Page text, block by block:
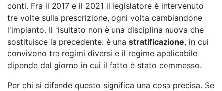
conti. Fra il 2017 e il 2021 il legislatore è intervenuto
tre volte sulla prescrizione, ogni volta cambiandone
l'impianto. Il risultato non è una disciplina nuova che
sostituisce la precedente: è una stratificazione, in cui
convivono tre regimi diversi e il regime applicabile
dipende dal giorno in cui il fatto è stato commesso.
Per chi si difende questo significa una cosa precisa. Se